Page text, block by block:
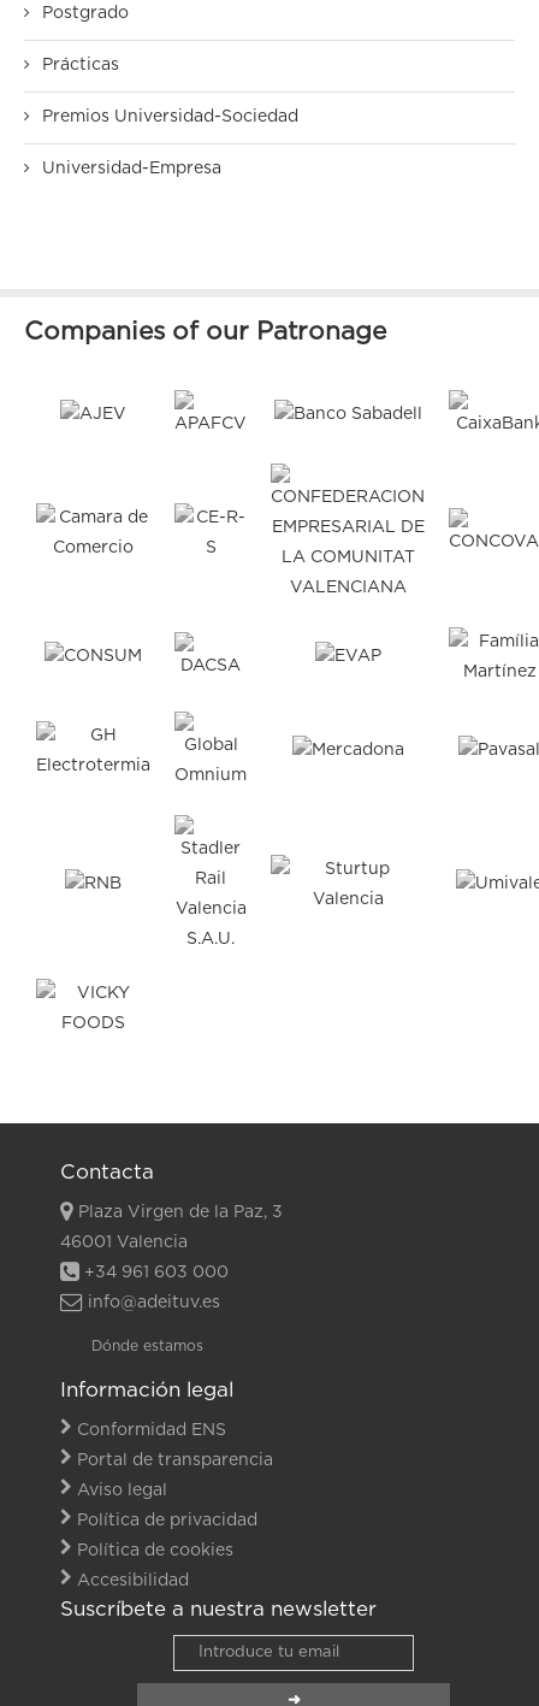
Postgrado
Prácticas
Premios Universidad-Sociedad
Universidad-Empresa
Companies of our Patronage
Contacta
Plaza Virgen de la Paz, 3
46001 Valencia
+34 961 603 000
info@adeituv.es
Dónde estamos
Información legal
Conformidad ENS
Portal de transparencia
Aviso legal
Política de privacidad
Política de cookies
Accesibilidad
Suscríbete a nuestra newsletter